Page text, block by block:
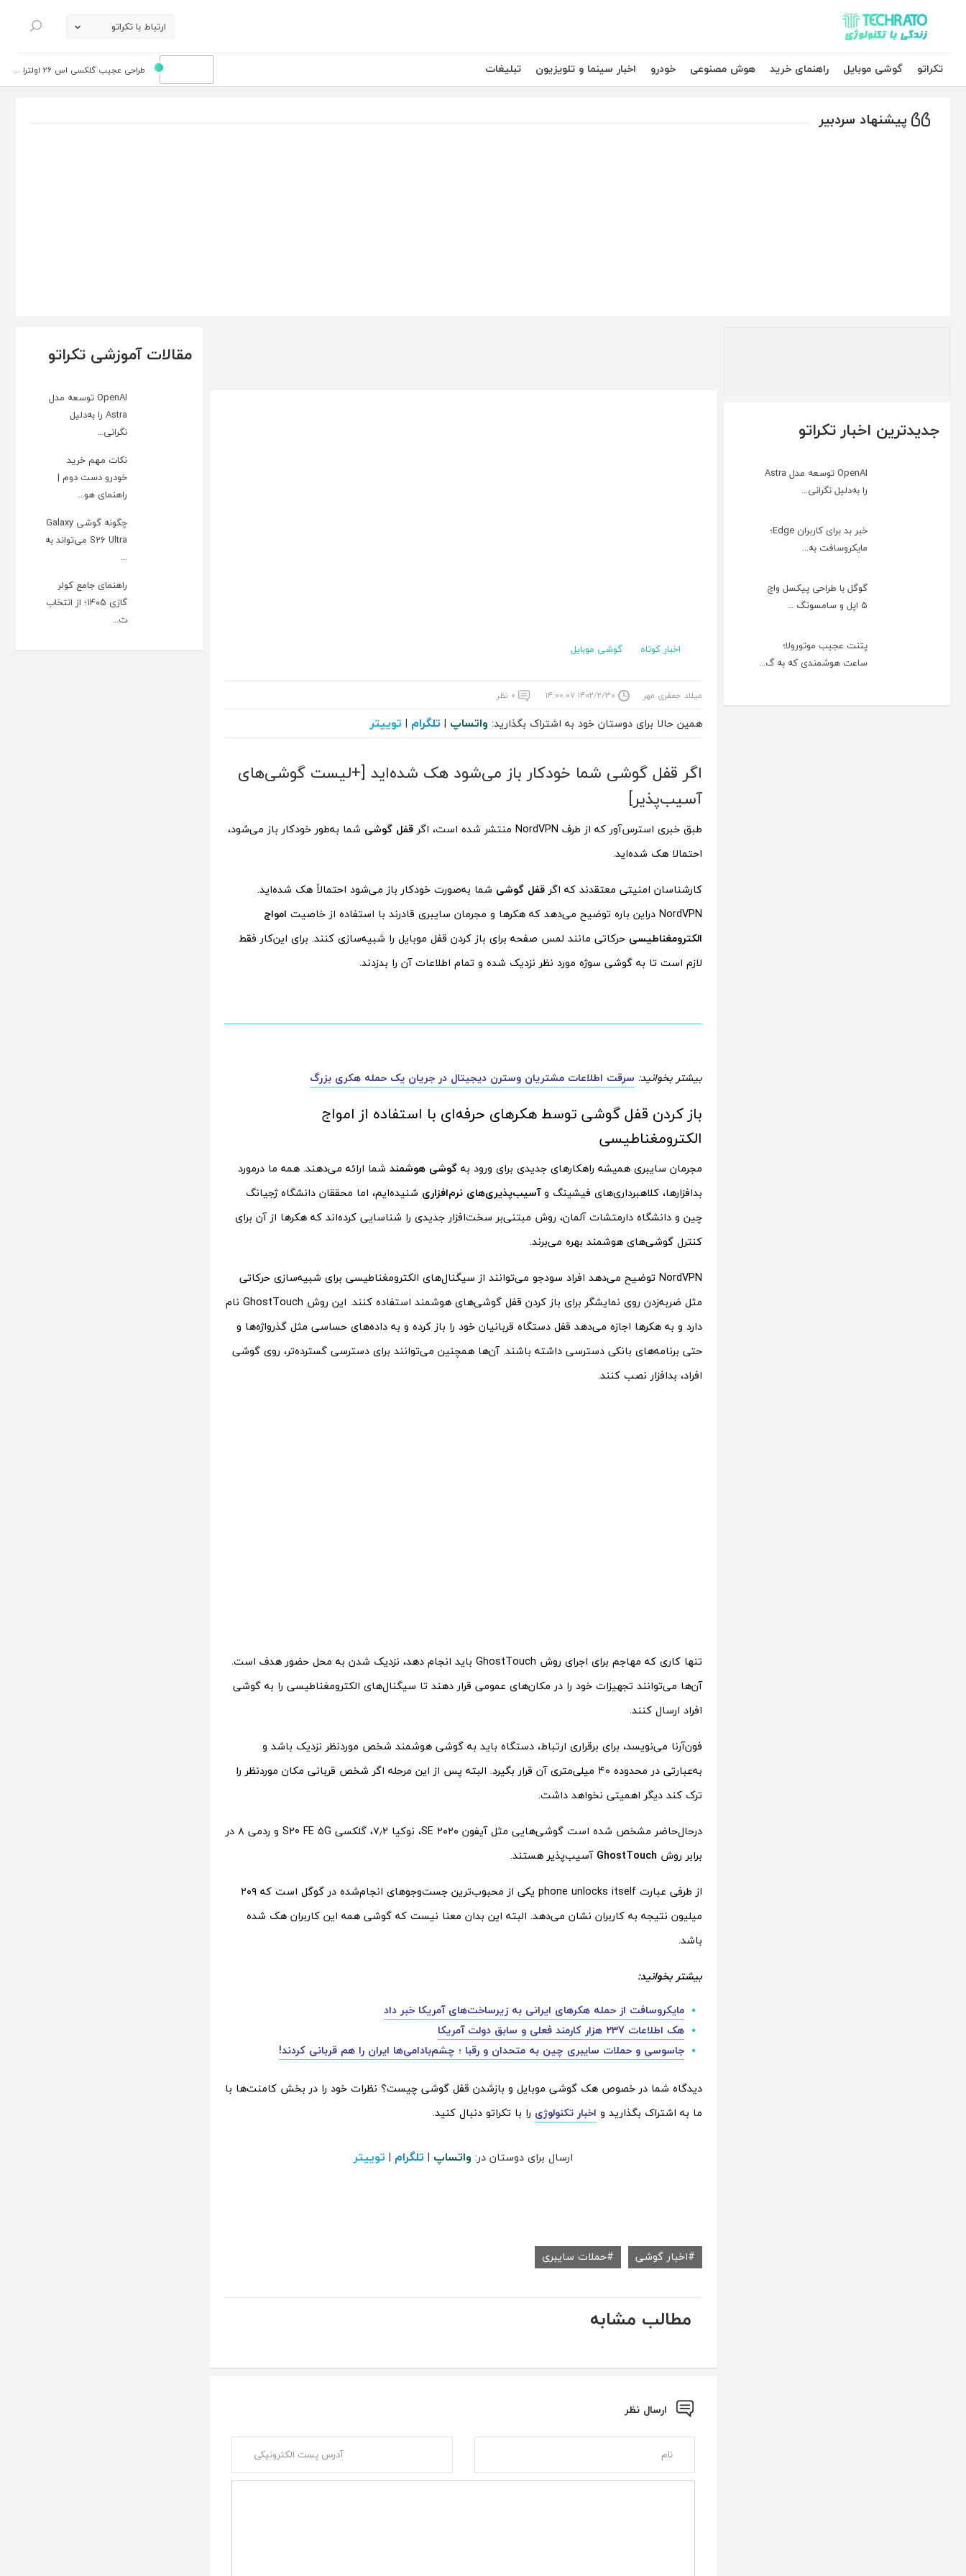
تکراتو – زندگی با تکنولوژی ارتباط با تکراتو
جستجو
تکراتو
گوشی موبایل راهنمای خرید هوش مصنوعی خودرو اخبار سینما و تلویزیون تبلیغات طراحی عجیب گلکسی اس 26 اولترا ...
پیشنهاد سردبیر
جدیدترین اخبار تکراتو
OpenAI توسعه مدل Astra
را به‌دلیل نگرانی...
خبر بد برای کاربران Edge؛
مایکروسافت به‌...
گوگل با طراحی پیکسل واچ
۵ اپل و سامسونگ ...
پتنت عجیب موتورولا؛
ساعت هوشمندی که به گ...
اخبار کوتاه گوشی موبایل
میلاد جعفری مهر ۱۴۰۲/۲/۳۰ ۱۴:۰۰:۰۷ ۰ نظر
همین حالا برای دوستان خود به اشتراک بگذارید: واتساپ | تلگرام | توییتر
اگر قفل گوشی شما خودکار باز می‌شود هک شده‌اید [+لیست گوشی‌های
آسیب‌پذیر]
طبق خبری استرس‌آور که از طرف NordVPN منتشر شده است، اگر قفل گوشی شما به‌طور خودکار باز می‌شود،
احتمالا هک شده‌اید.
کارشناسان امنیتی معتقدند که اگر قفل گوشی شما به‌صورت خودکار باز می‌شود احتمالاً هک شده‌اید.
NordVPN دراین باره توضیح می‌دهد که هکرها و مجرمان سایبری قادرند با استفاده از خاصیت
امواج
الکترومغناطیسی حرکاتی مانند لمس صفحه برای باز کردن قفل موبایل را شبیه‌سازی کنند. برای این‌کار فقط
لازم است تا به گوشی سوژه مورد نظر نزدیک شده و تمام اطلاعات آن را بدزدند.
بیشتر بخوانید: سرقت اطلاعات مشتریان وسترن دیجیتال در جریان یک حمله هکری بزرگ
باز کردن قفل گوشی توسط هکرهای حرفه‌ای با استفاده از امواج
الکترومغناطیسی
مجرمان سایبری همیشه راهکارهای جدیدی برای ورود به گوشی هوشمند شما ارائه می‌دهند. همه‌ ما درمورد
بدافزارها، کلاهبرداری‌های فیشینگ وآسیب‌پذیری‌های نرم‌افزاری شنیده‌ایم، اما محققان دانشگاه ژجیانگ
چین و دانشگاه دارمتشات آلمان، روش مبتنی‌بر سخت‌افزار جدیدی را شناسایی کرده‌اند که هکرها از آن برای
کنترل گوشی‌های هوشمند بهره می‌برند.
NordVPN توضیح می‌دهد افراد سودجو می‌توانند از سیگنال‌های الکترومغناطیسی برای شبیه‌سازی حرکاتی
مثل ضربه‌زدن روی نمایشگر برای باز کردن قفل گوشی‌های هوشمند استفاده کنند. این روش GhostTouch نام
دارد و به هکرها اجازه می‌دهد قفل دستگاه قربانیان خود را باز کرده و به داده‌های حساسی مثل گذرواژه‌ها و
حتی برنامه‌های بانکی دسترسی داشته باشند. آن‌ها همچنین می‌توانند برای دسترسی گسترده‌تر، روی گوشی
افراد، بدافزار نصب کنند.
تنها کاری که مهاجم برای اجرای روش GhostTouch باید انجام دهد، نزدیک شدن به محل حضور هدف است.
آن‌ها می‌توانند تجهیزات خود را در مکان‌های عمومی قرار دهند تا سیگنال‌های الکترومغناطیسی را به‌ گوشی
افراد ارسال کنند.
فون‌آرنا می‌نویسد، برای برقراری ارتباط، دستگاه باید به گوشی هوشمند شخص موردنظر نزدیک باشد و
به‌عبارتی در محدوده‌ ۴۰ میلی‌متری آن قرار بگیرد. البته پس‌ از این مرحله اگر شخص قربانی مکان موردنظر را
ترک کند دیگر اهمیتی نخواهد داشت.
درحال‌حاضر مشخص شده است گوشی‌هایی مثل آیفون SE ۲۰۲۰، نوکیا ۷٫۲، گلکسی S20 FE 5G و ردمی ۸ در
برابر روش GhostTouch آسیب‌پذیر هستند.
از طرفی عبارت phone unlocks itself یکی از محبوب‌ترین جست‌وجوهای انجام‌شده در گوگل است که ۲۰۹
میلیون نتیجه به کاربران نشان می‌دهد. البته این بدان معنا نیست که گوشی همه‌ این کاربران هک شده
باشد.
بیشتر بخوانید:
مایکروسافت از حمله هکرهای ایرانی به زیرساخت‌های آمریکا خبر داد
هک اطلاعات 237 هزار کارمند فعلی و سابق دولت آمریکا
جاسوسی و حملات سایبری چین به متحدان و رقبا ؛ چشم‌بادامی‌ها ایران را هم قربانی کردند!
دیدگاه شما در خصوص هک گوشی موبایل و بازشدن قفل گوشی چیست؟ نظرات خود را در بخش کامنت‌ها با
ما به اشتراک بگذارید و اخبار تکنولوژی را با تکراتو دنبال کنید.
ارسال برای دوستان در: واتساپ | تلگرام | توییتر
اخبار گوشی حملات سایبری
مطالب مشابه
ارسال نظر
مقالات آموزشی تکراتو
OpenAI توسعه مدل
Astra را به‌دلیل
نگرانی...
نکات مهم خرید
خودرو دست دوم |
راهنمای هو...
چگونه گوشی Galaxy
S26 Ultra می‌تواند به
...
راهنمای جامع کولر
گازی ۱۴۰۵؛ از انتخاب
ت...